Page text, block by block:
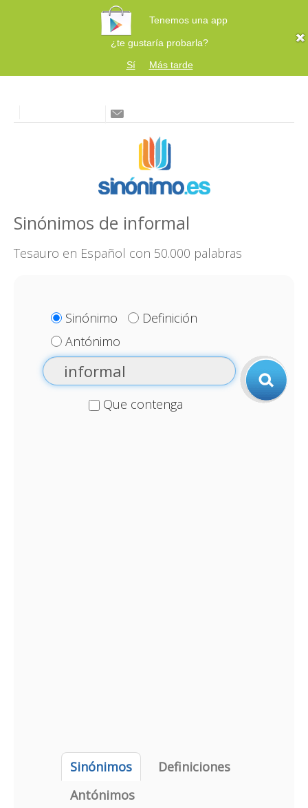
Tenemos una app
¿te gustaría probarla?
Sí
Más tarde
Sinónimos de informal
Tesauro en Español con 50.000 palabras
Sinónimo
Definición
Antónimo
Que contenga
Sinónimos
Definiciones
Antónimos